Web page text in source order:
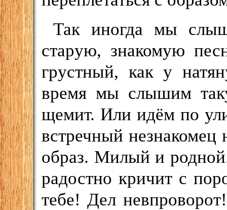
Так иногда мы
старую, знакомую
грустный, как у
время мы слышим
щемит. Или идём по
встречный незнакомец
образ. Милый и
радостно кричит с
тебе! Дел